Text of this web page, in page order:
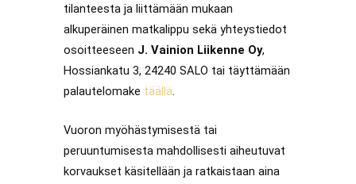
tilanteesta ja liittämään mukaan
alkuperäinen matkalippu sekä yhteystiedot
osoitteeseen J. Vainion Liikenne Oy,
Hossiankatu 3, 24240 SALO tai täyttämään
palautelomake täällä.
Vuoron myöhästymisestä tai
peruuntumisesta mahdollisesti aiheutuvat
korvaukset käsitellään ja ratkaistaan aina